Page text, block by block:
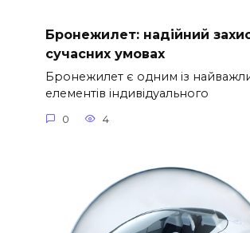
Бронежилет: надійний
сучасних умовах
Бронежилет є одним із
елементів індивідуального
0 4